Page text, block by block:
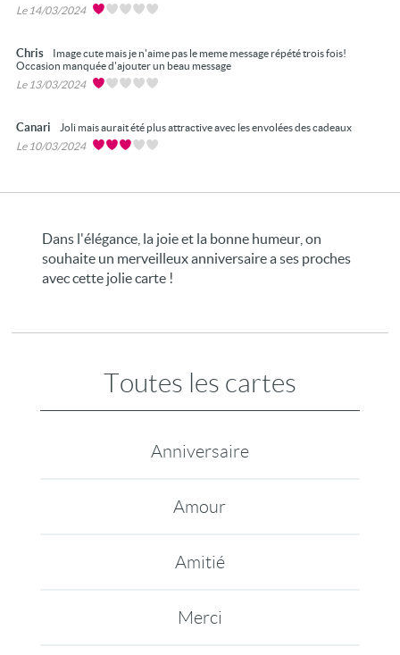
Le 14/03/2024
Chris
Image cute mais je n'aime pas le meme message répété trois fois!
Occasion manquée d'ajouter un beau message
Le 13/03/2024
Canari
Joli mais aurait été plus attractive avec les envolées des cadeaux
Le 10/03/2024
Dans l'élégance, la joie et la bonne humeur, on
souhaite un merveilleux anniversaire a ses proches
avec cette jolie carte !
Toutes les cartes
Anniversaire
Amour
Amitié
Merci